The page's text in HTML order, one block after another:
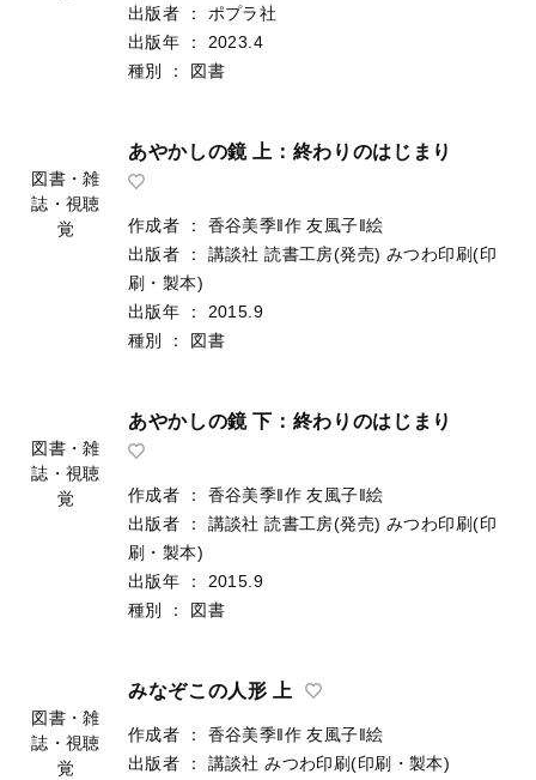
出版者
：
ポプラ社
出版年
：
2023.4
種別
： 図書
図書・雑
誌・視聴
覚
あやかしの鏡 上：終わりのはじまり
作成者 ： 香谷美季‖作 友風子‖絵
出版者
： 講談社 読書工房(発売) みつわ印刷(印
刷・製本)
出版年
：
2015.9
種別
： 図書
図書・雑
誌・視聴
覚
あやかしの鏡 下：終わりのはじまり
作成者 ： 香谷美季‖作 友風子‖絵
出版者
： 講談社 読書工房(発売) みつわ印刷(印
刷・製本)
出版年
：
2015.9
種別
： 図書
図書・雑
誌・視聴
覚
みなぞこの人形 上
作成者 ： 香谷美季‖作 友風子‖絵
出版者
： 講談社 みつわ印刷(印刷・製本)